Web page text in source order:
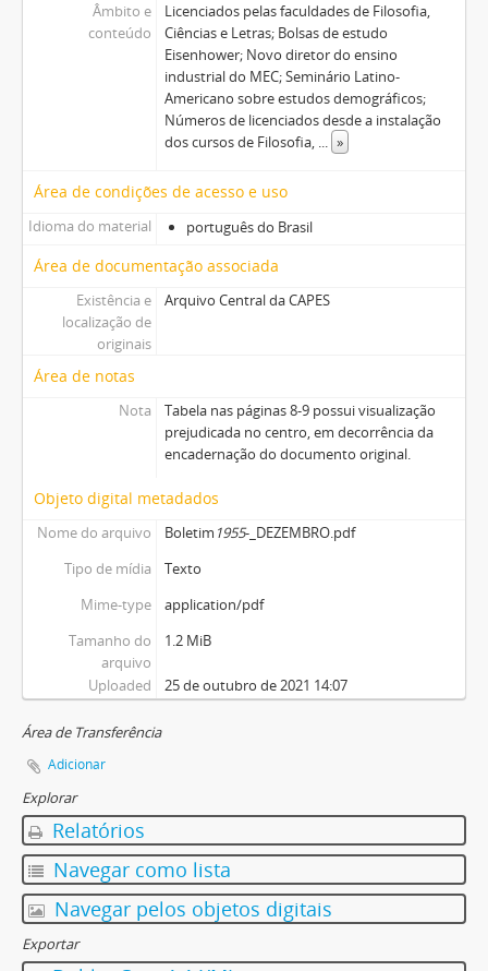
Âmbito e
conteúdo
Licenciados pelas faculdades de Filosofia,
Ciências e Letras; Bolsas de estudo
Eisenhower; Novo diretor do ensino
industrial do MEC; Seminário Latino-
Americano sobre estudos demográficos;
Números de licenciados desde a instalação
dos cursos de Filosofia, ... »
Área de condições de acesso e uso
Idioma do material português do Brasil
Área de documentação associada
Existência e
localização de
originais
Arquivo Central da CAPES
Área de notas
Nota
Tabela nas páginas 8-9 possui visualização
prejudicada no centro, em decorrência da
encadernação do documento original.
Objeto digital metadados
Nome do arquivo Boletim 1955-_DEZEMBRO.pdf
Tipo de mídia
Texto
Mime-type
application/pdf
Tamanho do
arquivo
1.2 MiB
Uploaded 25 de outubro de 2021 14:07
Área de Transferência
Adicionar
Explorar
Relatórios
Navegar como lista
Navegar pelos objetos digitais
Exportar